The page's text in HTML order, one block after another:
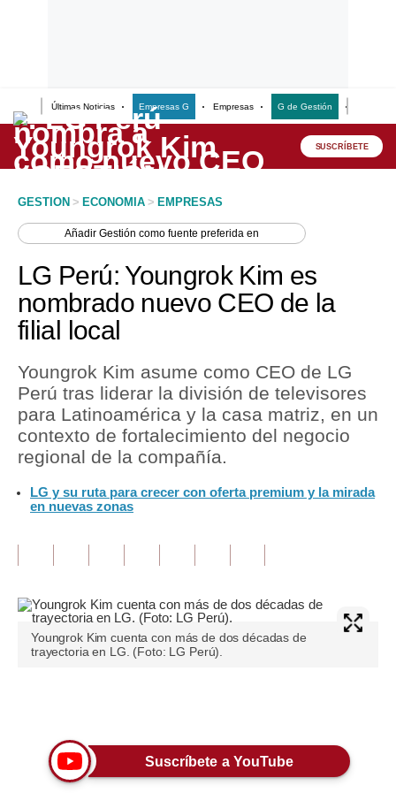
Últimas Noticias Empresas G Empresas G de Gestión
Lo último
Peru Quiosco
Economía
Mercados
Política
Tu Dinero
Finanzas Personales
Inmobiliarias
Opinión
Editorial
Pregunta de hoy
Lujo
Viajes
SUSCRÍBETE
GESTION > ECONOMIA > EMPRESAS
AñadirGestión como fuente preferida en
LG Perú: Youngrok Kim es
nombrado nuevo CEO de la
filial local
Youngrok Kim asume como CEO de LG
Perú tras liderar la división de televisores
para Latinoamérica y la casa matriz, en un
contexto de fortalecimiento del negocio
regional de la compañía.
LG y su ruta para crecer con oferta premium y la mirada
en nuevas zonas
Youngrok Kim cuenta con más de dos décadas de
trayectoria en LG. (Foto: LG Perú).
Suscríbete a YouTube